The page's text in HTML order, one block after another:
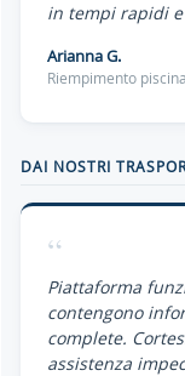
in tempi rapidi e
Arianna G.
Riempimento
DAI NOSTRI
“
Piattaforma
contengono
complete.
assistenza